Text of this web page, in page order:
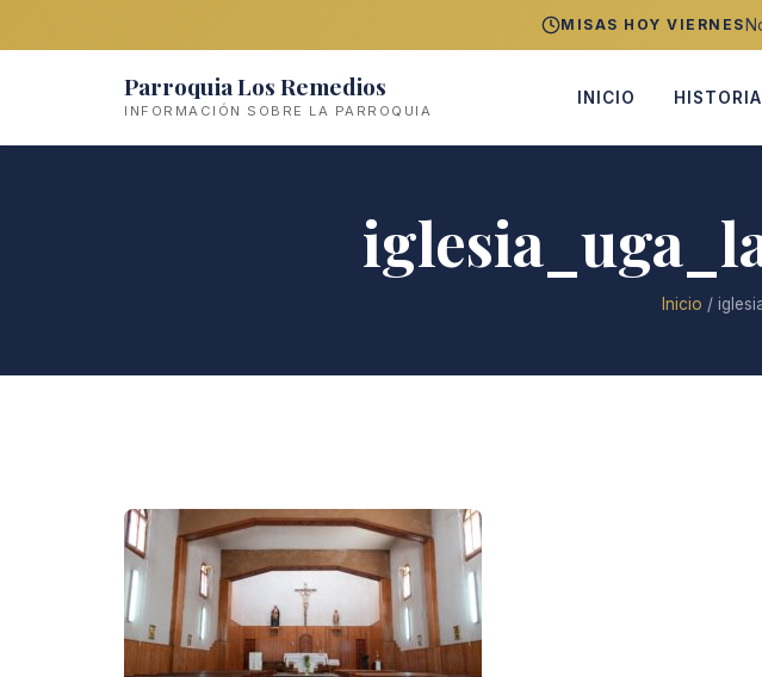
MISAS HOY VIERNES
Parroquia Los Remedios
INFORMACIÓN SOBRE LA PARROQUIA
INICIO HISTORIA
Inicio /